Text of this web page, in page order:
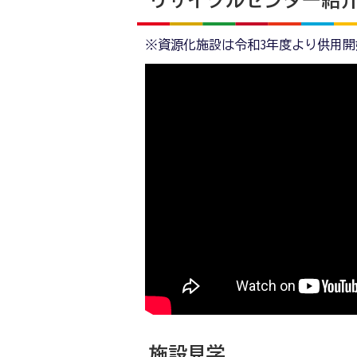
※資源化施設は令和3年度より供用開